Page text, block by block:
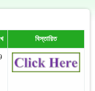
বিস্তারিত